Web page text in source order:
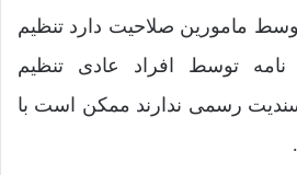
مامورین صلاحیت دارد تنظیم
نامه توسط افراد عادی تنظیم
رسمی ندارند ممکن است با